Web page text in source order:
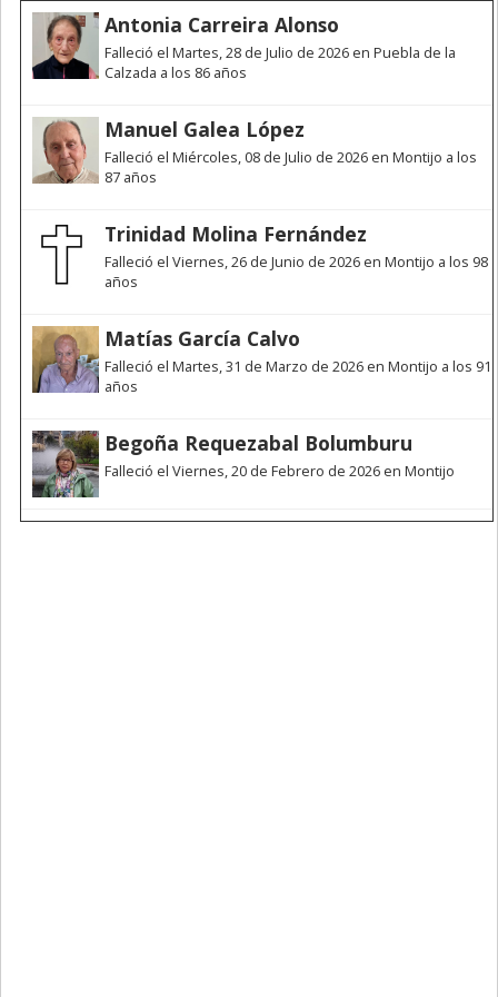
Antonia Carreira Alonso
Falleció el Martes, 28 de Julio de 2026 en Puebla de la
Calzada a los 86 años
Manuel Galea López
Falleció el Miércoles, 08 de Julio de 2026 en Montijo a los
87 años
Trinidad Molina Fernández
Falleció el Viernes, 26 de Junio de 2026 en Montijo a los 98
años
Matías García Calvo
Falleció el Martes, 31 de Marzo de 2026 en Montijo a los 91
años
Begoña Requezabal Bolumburu
Falleció el Viernes, 20 de Febrero de 2026 en Montijo